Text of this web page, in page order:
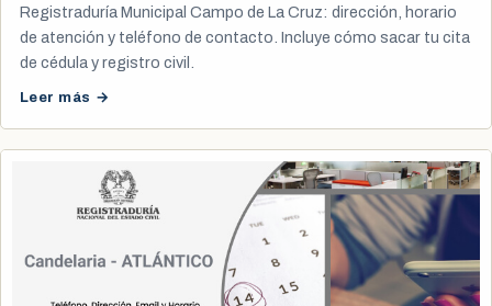
Registraduría Municipal Campo de La Cruz: dirección, horario
de atención y teléfono de contacto. Incluye cómo sacar tu cita
de cédula y registro civil.
Leer más →